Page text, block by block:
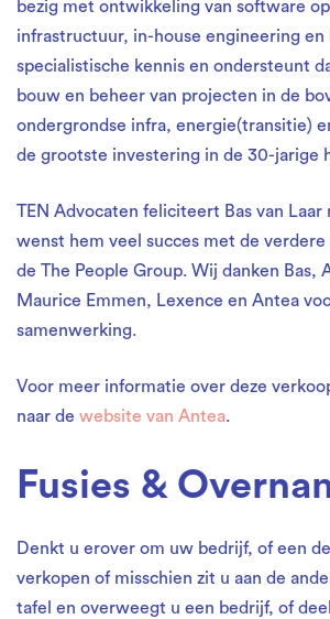
Antea
bezig met ontwikkeling van software
infrastructuur, in-house engineering en
specialistische kennis en ondersteunt
bouw en beheer van projecten in de
ondergrondse infra, energie(transitie)
de grootste investering in de 30-jarige
TEN Advocaten feliciteert Bas van Laar
wenst hem veel succes met de
de The People Group. Wij danken Bas,
Maurice Emmen, Lexence en Antea
samenwerking.
Voor meer informatie over deze
naar de website van Antea.
Fusies &
Denkt u erover om uw bedrijf, of een
verkopen of misschien zit u aan de
tafel en overweegt u een bedrijf, of